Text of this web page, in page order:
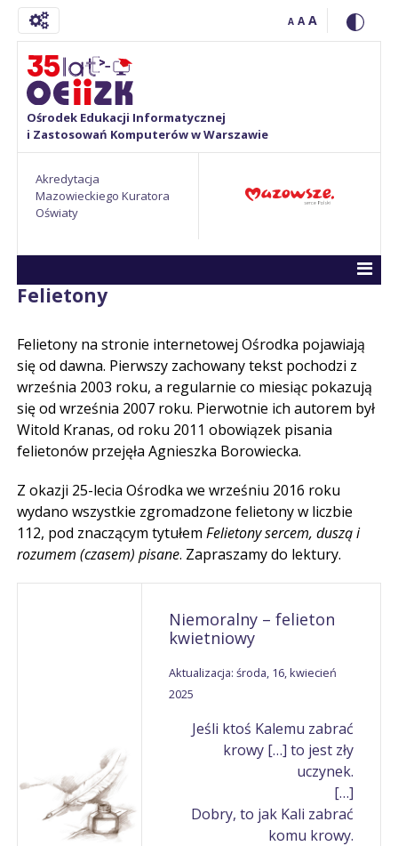
A A A
Ośrodek Edukacji Informatycznej
i Zastosowań Komputerów w Warszawie
Akredytacja
Mazowieckiego Kuratora
Oświaty
Felietony
Felietony na stronie internetowej Ośrodka pojawiają
się od dawna. Pierwszy zachowany tekst pochodzi z
września 2003 roku, a regularnie co miesiąc pokazują
się od września 2007 roku. Pierwotnie ich autorem był
Witold Kranas, od roku 2011 obowiązek pisania
felietonów przejęła Agnieszka Borowiecka.
Z okazji 25-lecia Ośrodka we wrześniu 2016 roku
wydano wszystkie zgromadzone felietony w liczbie
112, pod znaczącym tytułemFelietony sercem, duszą i
rozumem (czasem) pisane. Zapraszamy do lektury.
Niemoralny – felieton
kwietniowy
Aktualizacja: środa, 16, kwiecień
2025
Jeśli ktoś Kalemu zabrać
krowy […] to jest zły
uczynek.
[…]
Dobry, to jak Kali zabrać
komu krowy.